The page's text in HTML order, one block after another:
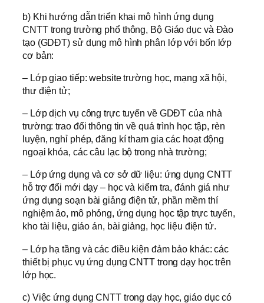
b) Khi hướng dẫn triển khai mô hình ứng dụng
CNTT trong trường phổ thông, Bộ Giáo dục và Đào
tạo (GDĐT) sử dụng mô hình phân lớp với bốn lớp
cơ bản:
– Lớp giao tiếp: website trường học, mạng xã hội,
thư điện tử;
– Lớp dịch vụ công trực tuyến về GDĐT của nhà
trường: trao đổi thông tin về quá trình học tập, rèn
luyện, nghỉ phép, đăng kí tham gia các hoạt động
ngoại khóa, các câu lạc bộ trong nhà trường;
– Lớp ứng dụng và cơ sở dữ liệu: ứng dụng CNTT
hỗ trợ đổi mới dạy – học và kiểm tra, đánh giá như
ứng dụng soạn bài giảng điện tử, phần mềm thí
nghiệm ảo, mô phỏng, ứng dụng học tập trực tuyến,
kho tài liệu, giáo án, bài giảng, học liệu điện tử.
– Lớp hạ tầng và các điều kiện đảm bảo khác: các
thiết bị phục vụ ứng dụng CNTT trong dạy học trên
lớp học.
c) Việc ứng dụng CNTT trong dạy học, giáo dục có